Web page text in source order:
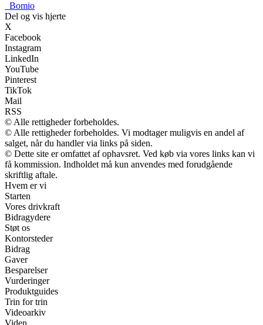
Bomio
Del og vis hjerte
X
Facebook
Instagram
LinkedIn
YouTube
Pinterest
TikTok
Mail
RSS
© Alle rettigheder forbeholdes.
© Alle rettigheder forbeholdes. Vi modtager muligvis en andel af
salget, når du handler via links på siden.
© Dette site er omfattet af ophavsret. Ved køb via vores links kan vi
få kommission. Indholdet må kun anvendes med forudgående
skriftlig aftale.
Hvem er vi
Starten
Vores drivkraft
Bidragydere
Støt os
Kontorsteder
Bidrag
Gaver
Besparelser
Vurderinger
Produktguides
Trin for trin
Videoarkiv